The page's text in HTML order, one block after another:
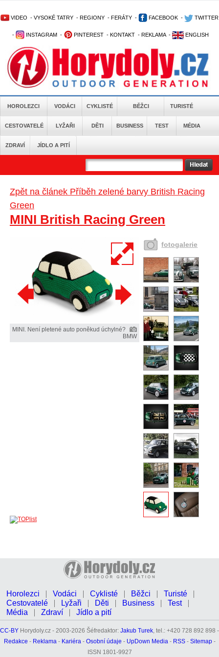
VIDEO - VYSOKÉ TATRY - REGIONY - FERÁTY - FACEBOOK - TWITTER
- INSTAGRAM - PINTEREST - KONTAKT - REKLAMA - ENGLISH
HOROLEZCI VODÁCI CYKLISTÉ BĚŽCI TURISTÉ
CESTOVATELÉ LYŽAŘI DĚTI BUSINESS TEST MÉDIA
ZDRAVÍ JÍDLO A PITÍ
Zpět na článek Příběh zelené barvy British Racing
Green
MINI British Racing Green
MINI. Není pletené auto poněkud úchylné?
BMW
fotogalerie
Horolezci Vodáci Cyklisté Běžci
Turisté
Cestovatelé
Lyžaři Děti Business
Test
Média
Zdraví Jídlo a pití
CC-BY Horydoly.cz - 2003-2026 Šéfredaktor: Jakub Turek, tel.: +420 728 892 898 -
Redakce - Reklama- Kariéra- Osobní údaje - UpDown Media- RSS- Sitemap-
ISSN 1801-9927